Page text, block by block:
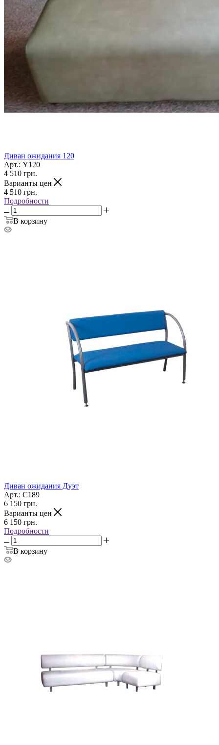
Диван ожидания 120
Арт.: Y120
4 510 грн.
Варианты цен
4 510 грн.
Подробности
В корзину
Диван ожидания Дуэт
Арт.: С189
6 150 грн.
Варианты цен
6 150 грн.
Подробности
В корзину